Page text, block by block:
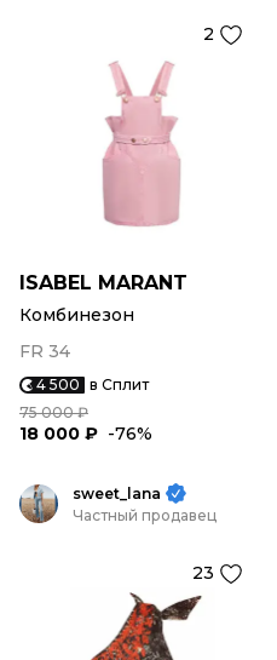
2
ISABEL MARANT
Комбинезон
FR 34
4 500 в Сплит
75 000 ₽
18 000 ₽ -76%
sweet_lana
Частный продавец
23